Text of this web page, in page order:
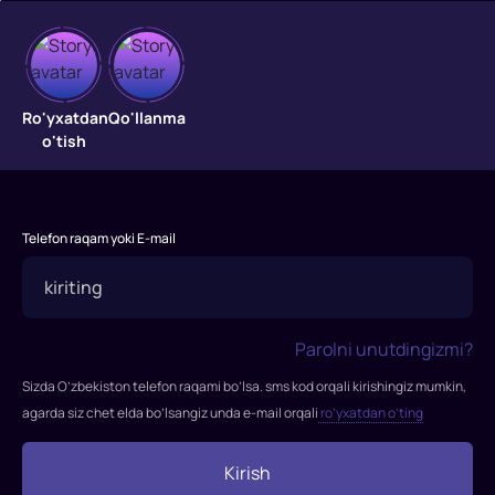
Josuslar
"Josuslar
2017-
tasvirga
Iroq
armiyasi
Ro'yxatdan
o'tish
Qo'llanma
Telefon raqam yoki E-mail
Parolni unutdingizmi?
Sizda O’zbekiston telefon raqami bo’lsa. sms kod orqali kirishingiz mumkin,
agarda siz chet elda bo’lsangiz unda e-mail orqali ro’yxatdan o’ting
Kirish